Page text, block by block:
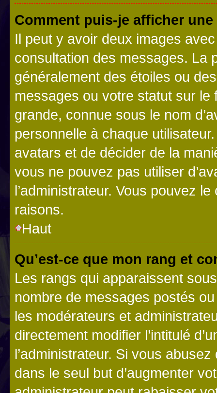
Comment puis-je afficher
Il peut y avoir deux images
consultation des messages. La
généralement des étoiles ou
messages ou votre statut sur
grande, connue sous le nom
personnelle à chaque utilisateur.
avatars et de décider de la
vous ne pouvez pas utiliser
l’administrateur. Vous pouvez
raisons.
Haut
Qu’est-ce que mon rang et
Les rangs qui apparaissent
nombre de messages postés
les modérateurs et
directement modifier l’intitulé
l’administrateur. Si vous
dans le seul but d’augmenter